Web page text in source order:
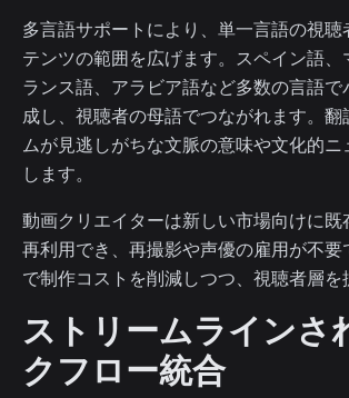
多言語サポートにより、単一言語の視聴
テンツの範囲を広げます。スペイン語、
ランス語、アラビア語など多数の言語
成し、視聴者の母語でつながれます。翻
ムが見逃しがちな文脈の意味や文化的
します。
動画クリエイターは新しい市場向けに既
再利用でき、再撮影や声優の雇用が不
で制作コストを削減しつつ、視聴者層を
ストリームラインさ
クフロー統合